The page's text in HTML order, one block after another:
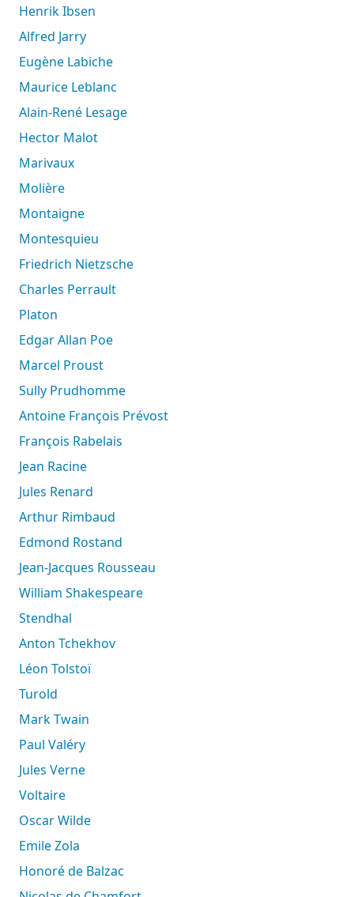
Henrik Ibsen
Alfred Jarry
Eugène Labiche
Maurice Leblanc
Alain-René Lesage
Hector Malot
Marivaux
Molière
Montaigne
Montesquieu
Friedrich Nietzsche
Charles Perrault
Platon
Edgar Allan Poe
Marcel Proust
Sully Prudhomme
Antoine François Prévost
François Rabelais
Jean Racine
Jules Renard
Arthur Rimbaud
Edmond Rostand
Jean-Jacques Rousseau
William Shakespeare
Stendhal
Anton Tchekhov
Léon Tolstoï
Turold
Mark Twain
Paul Valéry
Jules Verne
Voltaire
Oscar Wilde
Emile Zola
Honoré de Balzac